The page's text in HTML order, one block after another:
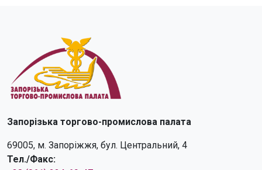
Запорізька торгово-промислова палата
69005, м. Запоріжжя, бул. Центральний, 4
Тел./Факс: